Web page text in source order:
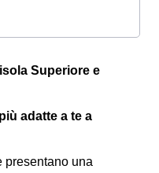
Superiore e
adatte a te a
presentano una